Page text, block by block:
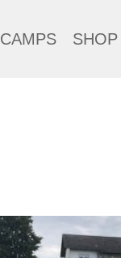
CAMPS SHOP